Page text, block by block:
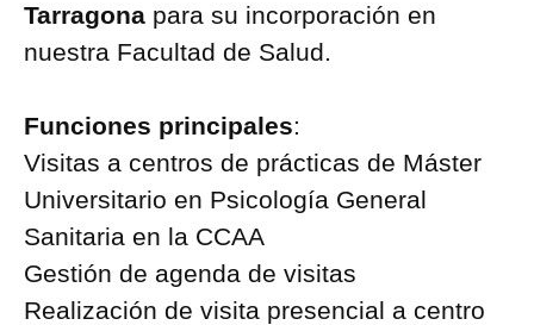
Tarragona para su incorporación en
nuestra Facultad de Salud.
Funciones principales:
Visitas a centros de prácticas de Máster
Universitario en Psicología General
Sanitaria en la CCAA
Gestión de agenda de visitas
Realización de visita presencial a centro